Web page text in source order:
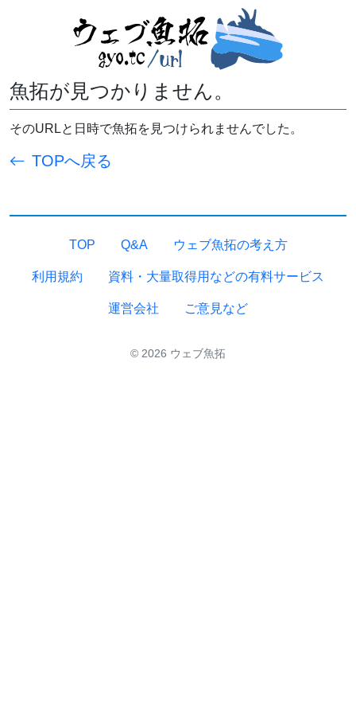
魚拓が見つかりません。
そのURLと日時で魚拓を見つけられませんでした。
TOPへ戻る
TOP Q&A ウェブ魚拓の考え方
利用規約 資料・大量取得用などの有料サービス
運営会社 ご意見など
© 2026 ウェブ魚拓